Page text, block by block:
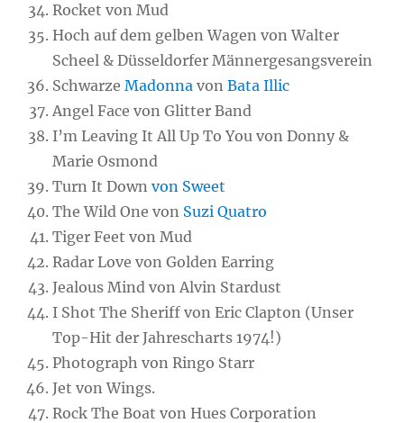
Rocket von Mud
Hoch auf dem gelben Wagen von Walter
Scheel & Düsseldorfer Männergesangsverein
SchwarzeMadonna vonBata Illic
Angel Face von Glitter Band
I’m Leaving It All Up To You von Donny &
Marie Osmond
Turn It Downvon Sweet
The Wild One von Suzi Quatro
Tiger Feet von Mud
Radar Love von Golden Earring
Jealous Mind von Alvin Stardust
I Shot The Sheriff von Eric Clapton (Unser
Top-Hit der Jahrescharts 1974!)
Photograph von Ringo Starr
Jet von Wings.
Rock The Boat von Hues Corporation